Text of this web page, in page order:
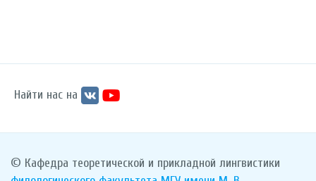
Найти нас на
© Кафедра теоретической и прикладной лингвистики